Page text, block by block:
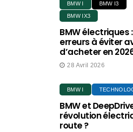
BMW I BMW I3
BMW IX3
BMW électriques
erreurs à éviter
d’acheter en
28 Avril 2026
BMW I
BMW et
révolution
route ?